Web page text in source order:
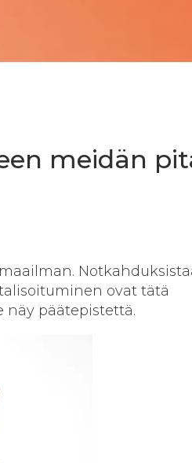
meidän
ovat tätä
päätepistettä.